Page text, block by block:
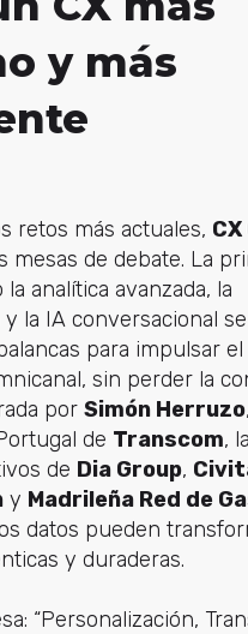
y más
retos más actuales,
mesas de debate. La
analítica avanzada, la
la IA conversacional se
para impulsar el
sin perder la
por Simón Herruzo
de Transcom,
de Dia Group,
y Madrileña Red de
datos pueden
y duraderas.
“Personalización,